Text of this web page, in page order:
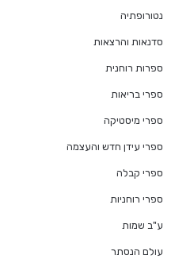
נטורופתיה
סדנאות והרצאות
ספרות רוחנית
ספרי בריאות
ספרי מיסטיקה
ספרי עידן חדש והעצמה
ספרי קבלה
ספרי רוחניות
ע"ב שמות
עולם הנסתר